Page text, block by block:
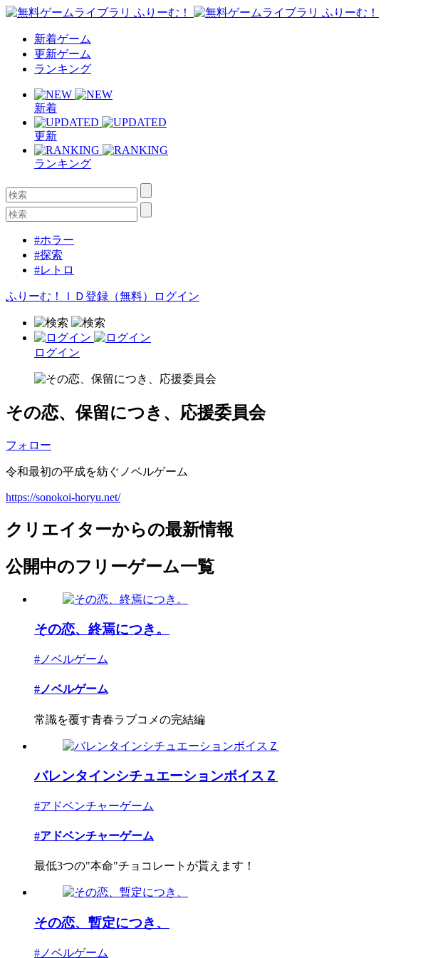
新着ゲーム
更新ゲーム
ランキング
新着
更新
ランキング
#ホラー
#探索
#レトロ
ふりーむ！ＩＤ登録（無料） ログイン
ログイン
その恋、保留につき、応援委員会
フォロー
令和最初の平成を紡ぐノベルゲーム
https://sonokoi-horyu.net/
クリエイターからの最新情報
公開中のフリーゲーム一覧
その恋、終焉につき。
#ノベルゲーム
#ノベルゲーム
常識を覆す青春ラブコメの完結編
バレンタインシチュエーションボイスＺ
#アドベンチャーゲーム
#アドベンチャーゲーム
最低3つの"本命"チョコレートが貰えます！
その恋、暫定につき、
#ノベルゲーム